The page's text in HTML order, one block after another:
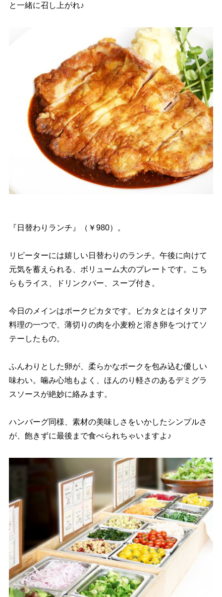
と一緒に召し上がれ♪
『日替わりランチ』（￥980）。
リピーターには嬉しい日替わりのランチ。午後に向けて
元気を蓄えられる、ボリューム大のプレートです。こち
らもライス、ドリンクバー、スープ付き。
今日のメインはポークピカタです。ピカタとはイタリア
料理の一つで、薄切りの肉を小麦粉と溶き卵をつけてソ
テーしたもの。
ふんわりとした卵が、柔らかなポークを包み込む優しい
味わい。噛み心地もよく、ほんのり軽さのあるデミグラ
スソースが絶妙に絡みます。
ハンバーグ同様、素材の美味しさをいかしたシンプルさ
が、飽きずに最後まで食べられちゃいますよ♪